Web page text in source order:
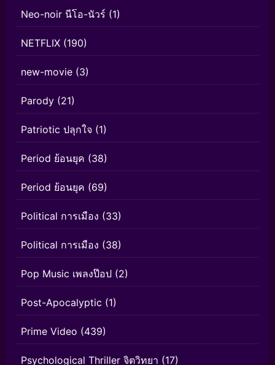
Neo-noir นีโอ-นัวร์ (1)
NETFLIX (190)
new-movie (3)
Parody (21)
Patriotic ปลุกใจ (1)
Period ย้อนยุค (38)
Period ย้อนยุค (69)
Political การเมือง (33)
Political การเมือง (38)
Pop Music เพลงป๊อป (2)
Post-Apocalyptic (1)
Prime Video (439)
Psychological Thriller จิตวิทยา (17)